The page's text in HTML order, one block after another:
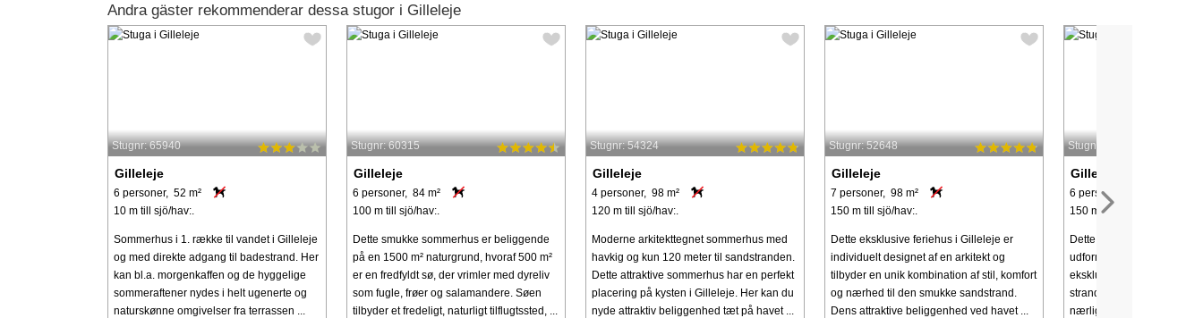
Andra gäster rekommenderar dessa stugor i Gilleleje
Stugnr: 65940
Gilleleje
6 personer, 52 m²
10 m till sjö/hav:.
Sommerhus i 1. række til vandet i Gilleleje
og med direkte adgang til badestrand. Her
kan bl.a. morgenkaffen og de hyggelige
sommeraftener nydes i helt ugenerte og
naturskønne omgivelser fra terrassen ...
Stugnr: 60315
Gilleleje
6 personer, 84 m²
100 m till sjö/hav:.
Dette smukke sommerhus er beliggende
på en 1500 m² naturgrund, hvoraf 500 m²
er en fredfyldt sø, der vrimler med dyreliv
som fugle, frøer og salamandere. Søen
tilbyder et fredeligt, naturligt tilflugtssted, ...
Stugnr: 54324
Gilleleje
4 personer, 98 m²
120 m till sjö/hav:.
Moderne arkitekttegnet sommerhus med
havkig og kun 120 meter til sandstranden.
Dette attraktive sommerhus har en perfekt
placering på kysten i Gilleleje. Her kan du
nyde attraktiv beliggenhed tæt på havet ...
Stugnr: 52648
Gilleleje
7 personer, 98 m²
150 m till sjö/hav:.
Dette eksklusive feriehus i Gilleleje er
individuelt designet af en arkitekt og
tilbyder en unik kombination af stil, komfort
og nærhed til den smukke sandstrand.
Dens attraktive beliggenhed ved havet ...
Stugnr: 45845
Gilleleje
6 personer, 98 m²
150 m till sjö/hav:.
Dette individuelt
udformet af arkitekter,
eksklusivt tilflugtssted nær
strand ved Gilleleje, med
nærliggende vand. Den